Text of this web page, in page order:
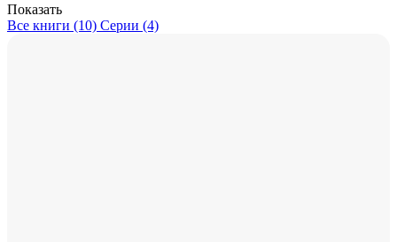
Показать
Все книги (10) Серии (4)